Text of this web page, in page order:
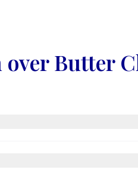
over Butter
met volledig vertrouwen eten.